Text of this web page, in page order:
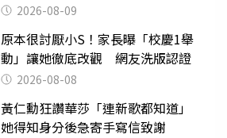
2026-08-09
原本很討厭小S！家長曝「校慶1舉
動」讓她徹底改觀 網友洗版認證
2026-08-08
黃仁勳狂讚華莎「連新歌都知道」
她得知身分後急寄手寫信致謝